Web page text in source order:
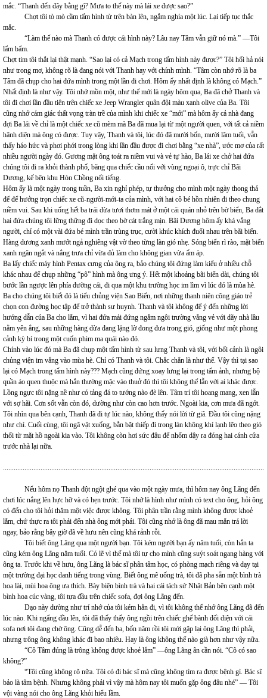
mắc. “Thanh đến đây bằng gì? Mưa to thế này mà lái xe được sao?”
Chợt tôi tò mò cầm tấm hình từ trên bàn lên, ngắm nghía một lúc. Lại tiếp tục thắc
mắc.
“Làm thế nào mà Thanh có được cái hình này? Lâu nay Tâm vẫn giữ nó mà.” —Tôi
lẩm bẩm.
Chợt tim tôi thắt lại thật mạnh. “Sao lại có cả Mạch trong tấm hình này được?” Tôi hối hả nói
như trong mơ, không rõ là đang nói với Thanh hay với chính mình. “Tâm còn nhớ rõ là ba
Tâm đã chụp cho hai đứa mình trong một lần đi chơi. Hôm ấy nhất định là không có Mạch.”
Nhất định là như vậy. Tôi nhớ mồn một, như thể mới là ngày hôm qua, Ba đã chở Thanh và
tôi đi chơi lần đầu tiên trên chiếc xe Jeep Wrangler quân đội màu xanh olive của Ba. Tôi
cũng nhớ cảm giác thất vọng tràn trề của mình khi chiếc xe “mới” mà hôm ấy cả nhà đang
đợi Ba lái về chỉ là một chiếc xe cũ mèm mà Ba đã mua lại từ một người quen, với tất cả niềm
hãnh diện mà ông có được. Tuy vậy, Thanh và tôi, lúc đó đã mười bốn, mười lăm tuổi, vẫn
thấy háo hức và phơi phới trong lòng khi lần đầu được đi chơi bằng “xe nhà”, ước mơ của rất
nhiều người ngày đó. Gương mặt ông toát ra niềm vui và vẻ tự hào, Ba lái xe chở hai đứa
chúng tôi đi ra khỏi thành phố, băng qua chiếc cầu nối với vùng ngoại ô, trực chỉ Bãi
Dương, kế bên khu Hòn Chồng nổi tiếng.
Hôm ấy là một ngày trong tuần, Ba xin nghỉ phép, tự thưởng cho mình một ngày thong thả
để để hưởng trọn chiếc xe cũ-người-mới-ta của mình, với hai cô bé hồn nhiên đi theo chung
niềm vui. Sau khi uống hết ba trái dừa tươi thơm mát ở một cái quán nhỏ trên bờ biển, Ba dắt
hai đứa chúng tôi lững thững đi dọc theo bờ cát trắng mịn. Bãi Dương hôm ấy khá vắng
người, chỉ có một vài đứa bé mình trần trùng trục, cười khúc khích đuổi nhau trên bãi biển.
Hàng dương xanh mướt ngả nghiêng vật vờ theo từng làn gió nhẹ. Sóng biển rì rào, mặt biển
xanh ngăn ngắt và nắng trưa chỉ vừa đủ làm cho không gian vừa ấm áp.
Ba lấy chiếc máy hình Pentax cưng của ông ra, bảo chúng tôi đứng làm kiểu ở nhiều chỗ
khác nhau để chụp những “pô” hình mà ông ưng ý. Hết một khoảng bãi biển dài, chúng tôi
bước lần ngược lên phía đường cái, đi qua một khu trường học im lìm vì lúc đó là mùa hè.
Ba cho chúng tôi biết đó là tiểu chủng viện Sao Biển, nơi những thanh niên công giáo trẻ
chọn con đường học tập để trở thành sư huynh. Thanh và tôi không để ý đến những lời
hướng dẫn của Ba cho lắm, vì hai đứa mải đứng ngắm ngôi trường vắng vẻ với dãy nhà lầu
nằm yên ắng, sau những hàng dừa đang lặng lờ đong đưa trong gió, giống như một phong
cảnh kỳ bí trong một cuốn phim ma quái nào đó.
Chính vào lúc đó mà Ba đã chụp một tấm hình từ sau lưng Thanh và tôi, với bối cảnh là ngôi
chủng viện im vắng vào mùa hè. Chỉ có Thanh và tôi. Chắc chắn là như thế. Vậy thì tại sao
lại có Mạch trong tấm hình này??? Mạch cũng đứng xoay lưng lại trong tấm ảnh, nhưng bộ
quần áo quen thuộc mà hắn thường mặc vào thuở đó thì tôi không thể lẫn với ai khác được.
Lồng ngực tôi nặng nề như có tảng đá to tướng nào đè lên. Tâm trí tôi hoang mang, xen lẫn
với sợ hãi. Cơn sốt vẫn còn đó, dường như còn cao hơn trước. Ngoài kia, cơn mưa đã ngớt.
Tôi nhìn qua bên cạnh, Thanh đã đi tự lúc nào, không thấy nói lời từ giã. Đầu tôi cũng nặng
như chì. Cuối cùng, tôi ngã vật xuống, bằn bặt thiếp đi trong làn không khí lạnh lẽo theo gió
thổi từ mặt hồ ngoài kia vào. Tôi không còn hơi sức đâu để nhổm dậy ra đóng hai cánh cửa
trước nhà lại nữa.
...................................................................................................................................................
Nếu hôm nọ Thanh đột ngột ghé qua vào một ngày mưa, thì hôm nay ông Lãng đến
chơi lúc nắng lên hực hỡ và có hẹn trước. Tôi nhớ là hình như mình có text cho ông, hỏi ông
có đến cho tôi hỏi thăm một việc được không. Tôi phân trần rằng mình không được khoẻ
lắm, chứ thực ra tôi phải đến nhà ông mới phải. Tôi cũng nhớ là ông đã mau mắn trả lời
ngay, bảo rằng bây giờ đã về hưu nên cũng khá rảnh rỗi.
Tôi biết ông Lãng qua một người bạn. Tôi kém người bạn ấy năm tuổi, còn hắn ta
cũng kém ông Lãng năm tuổi. Có lẽ vì thế mà tôi tự cho mình cũng suýt soát ngang hàng với
ông ta. Trước khi về hưu, ông Lãng là bác sĩ phân tâm học, có phòng mạch riêng và dạy tại
một trường đại học danh tiếng trong vùng. Biết ông mê uống trà, tôi đã pha sẵn một bình trà
hoa lài, mùi hoa ông ưa thích. Bày biện bình trà và hai cái tách sứ Nhật Bản bên cạnh một
bình hoa cúc vàng, tôi tựa đầu trên chiếc sofa, đợi ông Lãng đến.
Dạo này dường như trí nhớ của tôi kém hẳn đi, vì tôi không thể nhớ ông Lãng đã đến
lúc nào. Khi ngẩng đầu lên, tôi đã thấy thấy ông ngồi trên chiếc ghế bành đối diện với cái
sofa nơi tôi đang chờ ông. Cũng dễ đến ba, bốn năm rồi tôi mới gặp lại ông Lãng thì phải,
nhưng trông ông không khác đi bao nhiêu. Hay là ông không thể nào già hơn như vậy nữa.
“Cô Tâm đúng là trông không được khoẻ lắm” —ông Lãng ân cần nói. “Cô có sao
không?”
“Tôi cũng không rõ nữa. Tôi có đi bác sĩ mà cũng không tìm ra được bệnh gì. Bác sĩ
bảo là tâm bệnh. Nhưng không phải vì vậy mà hôm nay tôi muốn gặp ông đâu nhé” — Tôi
vội vàng nói cho ông Lãng khỏi hiểu lầm.